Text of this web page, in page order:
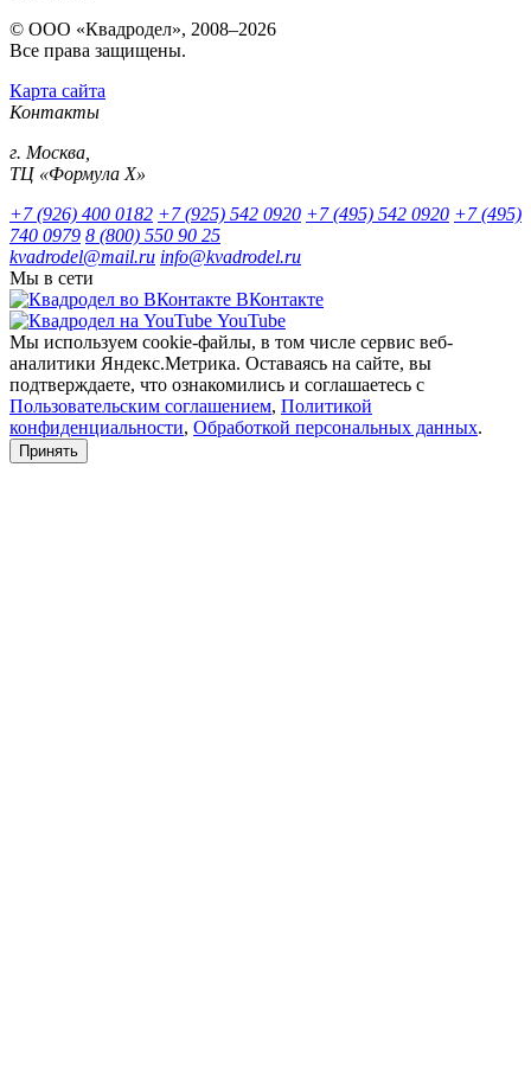
© ООО «Квадродел», 2008–2026
Все права защищены.
Карта сайта
Контакты
г. Москва,
ТЦ «Формула Х»
+7 (926) 400 0182 +7 (925) 542 0920 +7 (495) 542 0920 +7 (495)
740 0979 8 (800) 550 90 25
kvadrodel@mail.ru info@kvadrodel.ru
Мы в сети
ВКонтакте
YouTube
Мы используем cookie-файлы, в том числе сервис веб-
аналитики Яндекс.Метрика. Оставаясь на сайте, вы
подтверждаете, что ознакомились и соглашаетесь с
Пользовательским соглашением, Политикой
конфиденциальности, Обработкой персональных данных.
Принять